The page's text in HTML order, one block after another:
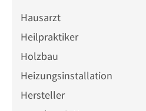
Hausarzt
Heilpraktiker
Holzbau
Heizungsinstallation
Hersteller